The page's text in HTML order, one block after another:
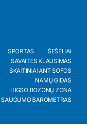
SPORTAS
ŠEŠĖLIAI
SAVAITĖS KLAUSIMAS
SKAITINIAI ANT SOFOS
NAMŲ GIDAS
HIGSO BOZONŲ ZONA
SAUGUMO BAROMETRAS